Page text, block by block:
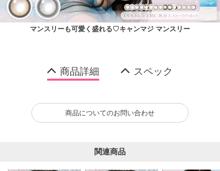
マンスリーも可愛く盛れる♡キャンマジ マンスリー
商品詳細 スペック
商品についてのお問い合わせ
関連商品